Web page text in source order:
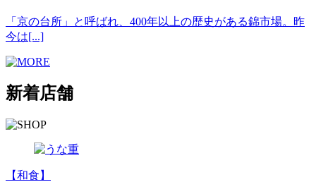
「京の台所」と呼ばれ、400年以上の歴史がある錦市場。昨
今は[...]
新着店舗
【和食】